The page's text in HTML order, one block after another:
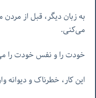
به زبان دیگر، قبل از
می‌کنی.
خودت را و نفس خودت را
این کار، خطرناک و دیوانه